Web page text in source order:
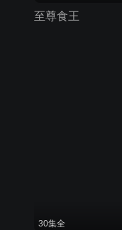
至尊食王
30集全